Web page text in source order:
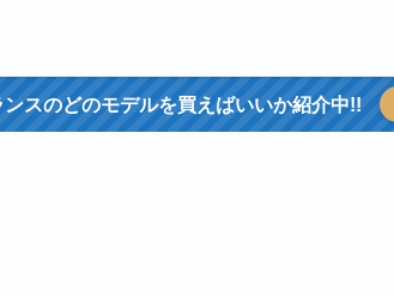
ンスのどのモデルを買えばいいか紹介中!!